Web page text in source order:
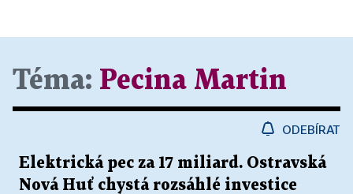
Téma: Pecina Martin
ODEBÍRAT
Elektrická pec za 17 miliard. Ostravská
Nová Huť chystá rozsáhlé investice